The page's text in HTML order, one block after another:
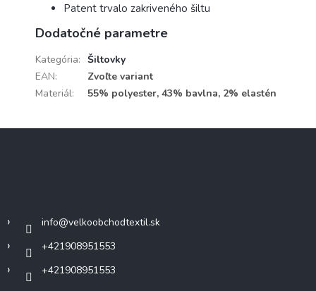
Patent trvalo zakriveného šiltu
Dodatočné parametre
Kategória: Šiltovky
EAN:
Zvoľte variant
Materiál: 55% polyester, 43% bavlna, 2% elastén
info@velkoobchodtextil.sk
+421908951553
+421908951553